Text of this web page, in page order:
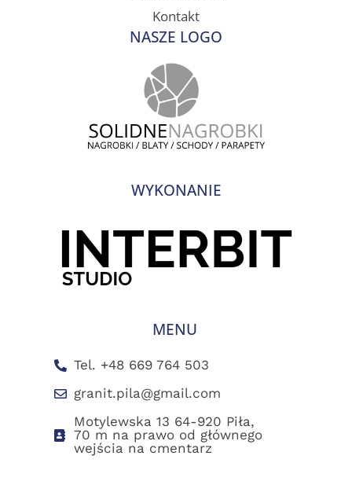
Kontakt
NASZE LOGO
WYKONANIE
MENU
Tel. +48 669 764 503
granit.pila@gmail.com
Motylewska 13 64-920 Piła,
70 m na prawo od głównego
wejścia na cmentarz